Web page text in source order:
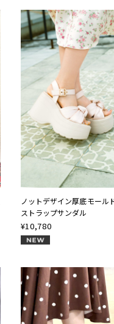
ノットデザイン厚底モール
ストラップサンダル
¥10,780